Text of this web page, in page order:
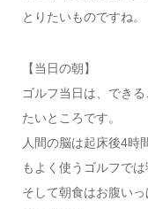
とりたいものですね。
【当日の朝】
ゴルフ当日は、でき
たいところです。
人間の脳は起床後4時
もよく使うゴルフで
そして朝食はお腹い